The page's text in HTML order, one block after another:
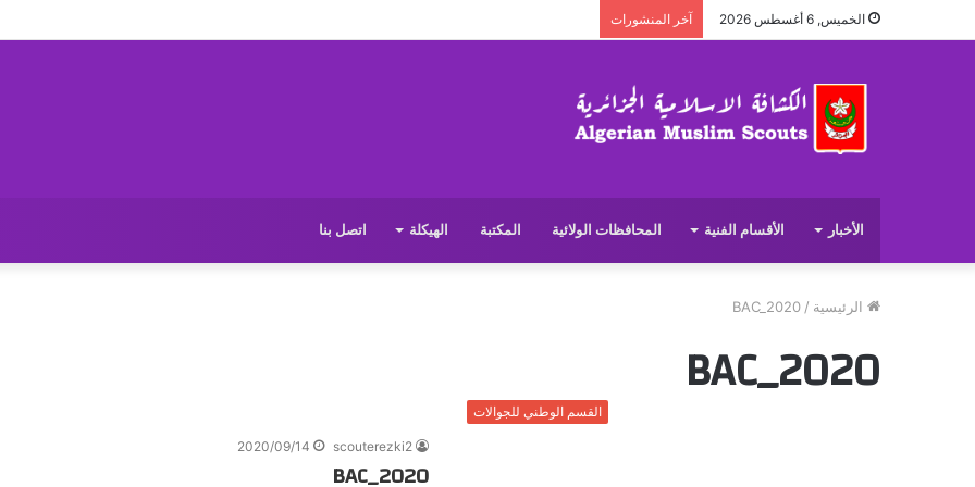
الخميس, 6 أغسطس 2026 آخر المنشورات
الأخبار الأقسام الفنية المحافظات الولائية المكتبة الهيكلة اتصل بنا
الرئيسية /
BAC_2020
BAC_2020 القسم الوطني للجوالات
scouterezki2
2020/09/14
BAC_2020